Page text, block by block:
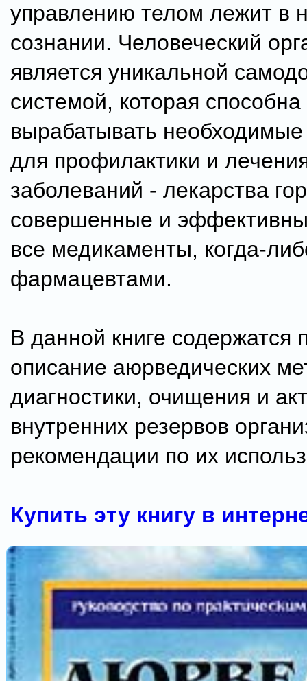
управлению телом лежит в
сознании. Человеческий
является уникальной
системой, которая
вырабатывать необходимые
для профилактики и
заболеваний - лекарства
совершенные и
все медикаменты, когда-
фармацевтами.
В данной книге содержатся
описание аюрведических
диагностики, очищения и
внутренних резервов
рекомендации по их
Купить эту книгу в